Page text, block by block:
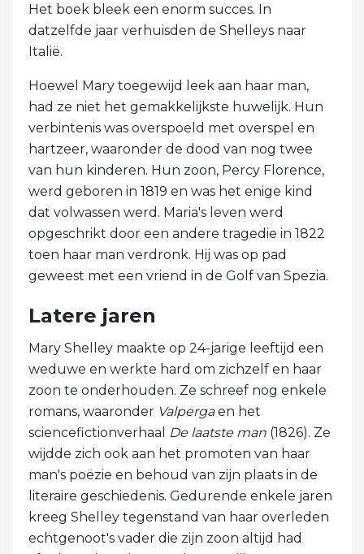
Het boek bleek een enorm succes. In
datzelfde jaar verhuisden de Shelleys naar
Italië.
Hoewel Mary toegewijd leek aan haar man,
had ze niet het gemakkelijkste huwelijk. Hun
verbintenis was overspoeld met overspel en
hartzeer, waaronder de dood van nog twee
van hun kinderen. Hun zoon, Percy Florence,
werd geboren in 1819 en was het enige kind
dat volwassen werd. Maria's leven werd
opgeschrikt door een andere tragedie in 1822
toen haar man verdronk. Hij was op pad
geweest met een vriend in de Golf van Spezia.
Latere jaren
Mary Shelley maakte op 24-jarige leeftijd een
weduwe en werkte hard om zichzelf en haar
zoon te onderhouden. Ze schreef nog enkele
romans, waaronder Valpergaen het
sciencefictionverhaal
De laatste man (1826). Ze
wijdde zich ook aan het promoten van haar
man's poëzie en behoud van zijn plaats in de
literaire geschiedenis. Gedurende enkele jaren
kreeg Shelley tegenstand van haar overleden
echtgenoot's vader die zijn zoon altijd had